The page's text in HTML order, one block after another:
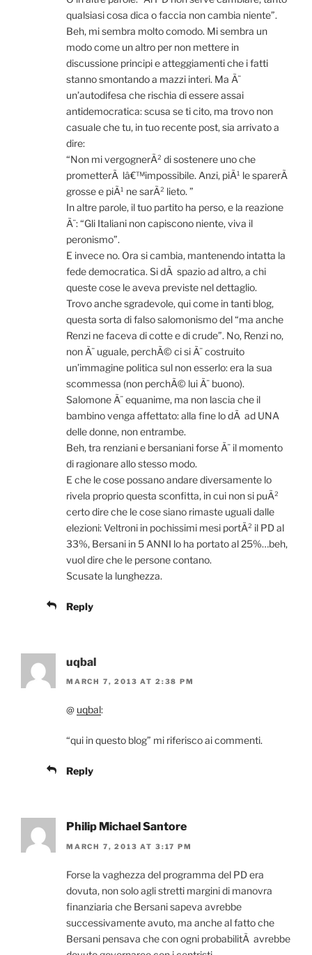
qualsiasi cosa dica o faccia non cambia niente”.
Beh, mi sembra molto comodo. Mi sembra un
modo come un altro per non mettere in
discussione principi e atteggiamenti che i fatti
stanno smontando a mazzi interi. Ma Ã¨
un’autodifesa che rischia di essere assai
antidemocratica: scusa se ti cito, ma trovo non
casuale che tu, in tuo recente post, sia arrivato a
dire:
“Non mi vergognerÃ² di sostenere uno che
prometterÃ lâ€™impossibile. Anzi, piÃ¹ le sparerÃ
grosse e piÃ¹ ne sarÃ² lieto. ”
In altre parole, il tuo partito ha perso, e la reazione
Ã¨: “Gli Italiani non capiscono niente, viva il
peronismo”.
E invece no. Ora si cambia, mantenendo intatta la
fede democratica. Si dÃ spazio ad altro, a chi
queste cose le aveva previste nel dettaglio.
Trovo anche sgradevole, qui come in tanti blog,
questa sorta di falso salomonismo del “ma anche
Renzi ne faceva di cotte e di crude”. No, Renzi no,
non Ã¨ uguale, perchÃ© ci si Ã¨ costruito
un’immagine politica sul non esserlo: era la sua
scommessa (non perchÃ© lui Ã¨ buono).
Salomone Ã¨ equanime, ma non lascia che il
bambino venga affettato: alla fine lo dÃ ad UNA
delle donne, non entrambe.
Beh, tra renziani e bersaniani forse Ã¨ il momento
di ragionare allo stesso modo.
E che le cose possano andare diversamente lo
rivela proprio questa sconfitta, in cui non si puÃ²
certo dire che le cose siano rimaste uguali dalle
elezioni: Veltroni in pochissimi mesi portÃ² il PD al
33%, Bersani in 5 ANNI lo ha portato al 25%…beh,
vuol dire che le persone contano.
Scusate la lunghezza.
Reply
uqbal
MARCH 7, 2013 AT 2:38 PM
@ uqbal:
“qui in questo blog” mi riferisco ai commenti.
Reply
Philip Michael Santore
MARCH 7, 2013 AT 3:17 PM
Forse la vaghezza del programma del PD era
dovuta, non solo agli stretti margini di manovra
finanziaria che Bersani sapeva avrebbe
successivamente avuto, ma anche al fatto che
Bersani pensava che con ogni probabilitÃ avrebbe